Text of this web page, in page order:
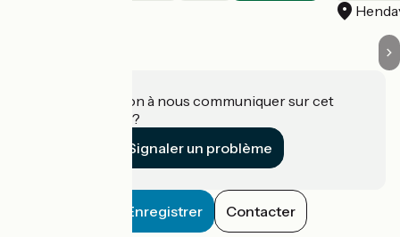
Une information à nous communiquer sur cet
établissement ?
Signaler un problème
Enregistrer Contacter